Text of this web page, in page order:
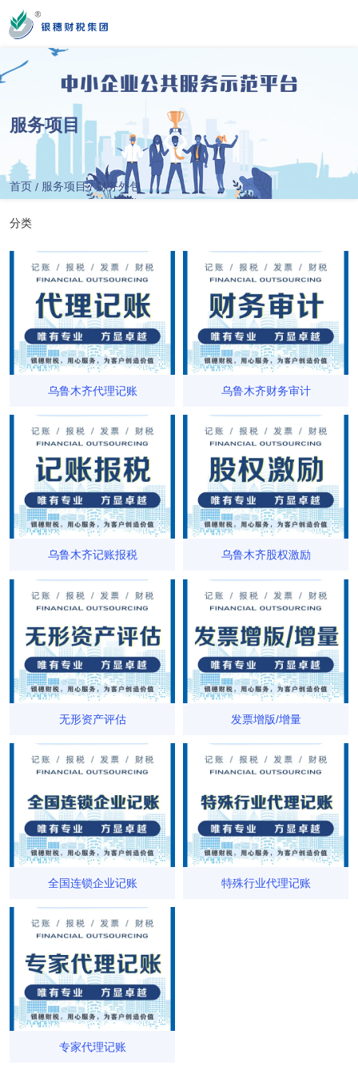
您好！新疆银穗财税服务集团股份有限公司官方网站！
营业时间
MON-SAT 10：00-19：00
全国服务热线
公司门店地址
新疆乌市新医路89号新星大厦14楼
服务项目
首页 / 服务项目 /财务外包
分类
乌鲁木齐代理记账 乌鲁木齐财务审计
乌鲁木齐记账报税 乌鲁木齐股权激励
无形资产评估 发票增版/增量
全国连锁企业记账 特殊行业代理记账
专家代理记账